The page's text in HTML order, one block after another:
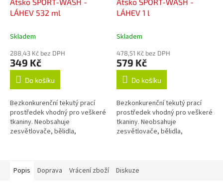
LÁHEV 532 ml
Skladem
288,43 Kč bez DPH
349 Kč
Do košíku
Bezkonkurenční tekutý prací
prostředek vhodný pro veškeré
tkaniny. Neobsahuje
zesvětlovače, bělidla,
LÁHEV 1 l
Skladem
478,51 Kč bez DPH
579 Kč
Do košíku
Bezkonkurenční tekutý prací
prostředek vhodný pro veškeré
tkaniny. Neobsahuje
zesvětlovače, bělidla,
Popis
Doprava Vrácení zboží Diskuze